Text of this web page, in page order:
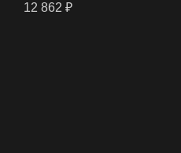
12 862 ₽